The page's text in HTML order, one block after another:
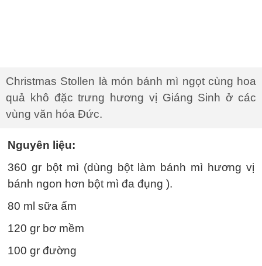
Christmas Stollen là món bánh mì ngọt cùng hoa
quả khô đặc trưng hương vị Giáng Sinh ở các
vùng văn hóa Đức.
Nguyên liệu:
360 gr bột mì (dùng bột làm bánh mì hương vị
bánh ngon hơn bột mì đa đụng ).
80 ml sữa ấm
120 gr bơ mềm
100 gr đường